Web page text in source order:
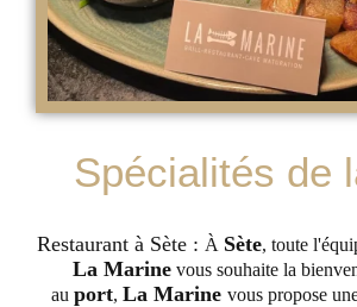
Spécialités de
Restaurant à Sète : À Sète, toute
La Marinevous souhaite la
au port, La Marine vous propose